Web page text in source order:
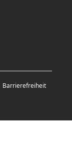
Barrierefreiheit